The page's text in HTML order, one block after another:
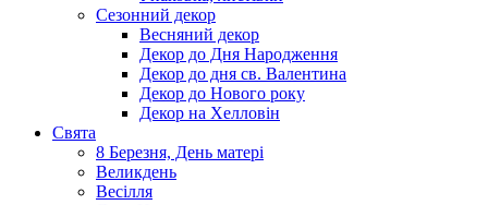
Сезонний декор
Весняний декор
Декор до Дня Народження
Декор до дня св. Валентина
Декор до Нового року
Декор на Хелловін
Свята
8 Березня, День матері
Великдень
Весілля